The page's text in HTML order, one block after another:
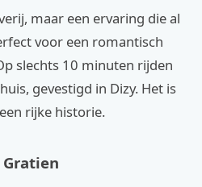
maar een ervaring die al
voor een romantisch
slechts 10 minuten rijden
gevestigd in Dizy. Het is
rijke historie.